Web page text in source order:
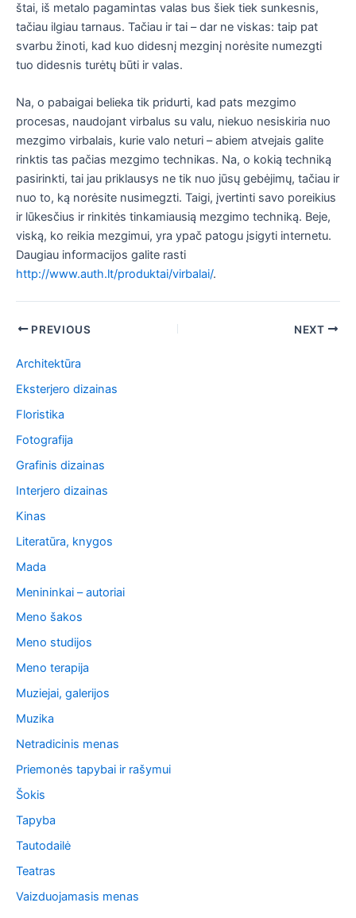
štai, iš metalo pagamintas valas bus šiek tiek sunkesnis,
tačiau ilgiau tarnaus. Tačiau ir tai – dar ne viskas: taip pat
svarbu žinoti, kad kuo didesnį mezginį norėsite numezgti
tuo didesnis turėtų būti ir valas.
Na, o pabaigai belieka tik pridurti, kad pats mezgimo
procesas, naudojant virbalus su valu, niekuo nesiskiria nuo
mezgimo virbalais, kurie valo neturi – abiem atvejais galite
rinktis tas pačias mezgimo technikas. Na, o kokią techniką
pasirinkti, tai jau priklausys ne tik nuo jūsų gebėjimų, tačiau ir
nuo to, ką norėsite nusimegzti. Taigi, įvertinti savo poreikius
ir lūkesčius ir rinkitės tinkamiausią mezgimo techniką. Beje,
viską, ko reikia mezgimui, yra ypač patogu įsigyti internetu.
Daugiau informacijos galite rasti
http://www.auth.lt/produktai/virbalai/.
PostPREVIOUS NEXT
Architektūra
Eksterjero dizainas
Floristika
Fotografija
Grafinis dizainas
Interjero dizainas
Kinas
Literatūra, knygos
Mada
Menininkai – autoriai
Meno šakos
Meno studijos
Meno terapija
Muziejai, galerijos
Muzika
Netradicinis menas
Priemonės tapybai ir rašymui
Šokis
Tapyba
Tautodailė
Teatras
Vaizduojamasis menas